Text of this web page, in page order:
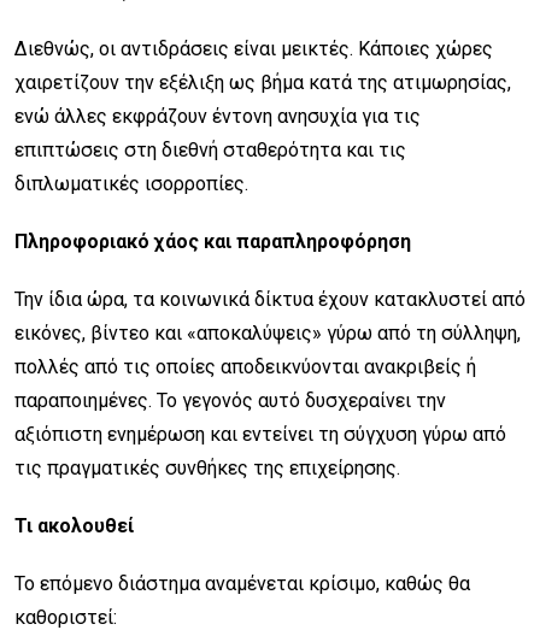
Διεθνώς, οι αντιδράσεις είναι μεικτές. Κάποιες χώρες
χαιρετίζουν την εξέλιξη ως βήμα κατά της ατιμωρησίας,
ενώ άλλες εκφράζουν έντονη ανησυχία για τις
επιπτώσεις στη διεθνή σταθερότητα και τις
διπλωματικές ισορροπίες.
Πληροφοριακό χάος και παραπληροφόρηση
Την ίδια ώρα, τα κοινωνικά δίκτυα έχουν κατακλυστεί από
εικόνες, βίντεο και «αποκαλύψεις» γύρω από τη σύλληψη,
πολλές από τις οποίες αποδεικνύονται ανακριβείς ή
παραποιημένες. Το γεγονός αυτό δυσχεραίνει την
αξιόπιστη ενημέρωση και εντείνει τη σύγχυση γύρω από
τις πραγματικές συνθήκες της επιχείρησης.
Τι ακολουθεί
Το επόμενο διάστημα αναμένεται κρίσιμο, καθώς θα
καθοριστεί: